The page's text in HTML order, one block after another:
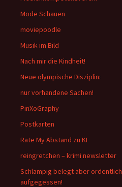
Mode Schauen
moviepoodle
Musik im Bild
Nach mir die Kindheit!
Neue olympische Disziplin:
nur vorhandene Sachen!
PinXoGraphy
Postkarten
Rate My Abstand zu KI
reingretchen – krimi newsletter
Schlampig belegt aber ordentlich
aufgegessen!